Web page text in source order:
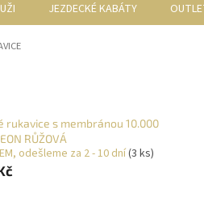
JEZDECKÉ KABÁTY
rukavice s membránou 10.000
RŮŽOVÁ
odešleme za 2 - 10 dní(3 ks)